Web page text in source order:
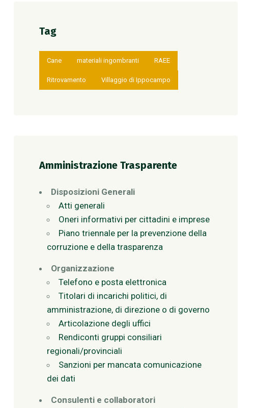
Tag
Cane materiali ingombranti RAEE
Ritrovamento Villaggio di Ippocampo
Amministrazione Trasparente
Disposizioni Generali
Atti generali
Oneri informativi per cittadini e imprese
Piano triennale per la prevenzione della
corruzione e della trasparenza
Organizzazione
Telefono e posta elettronica
Titolari di incarichi politici, di
amministrazione, di direzione o di governo
Articolazione degli uffici
Rendiconti gruppi consiliari
regionali/provinciali
Sanzioni per mancata comunicazione
dei dati
Consulenti e collaboratori